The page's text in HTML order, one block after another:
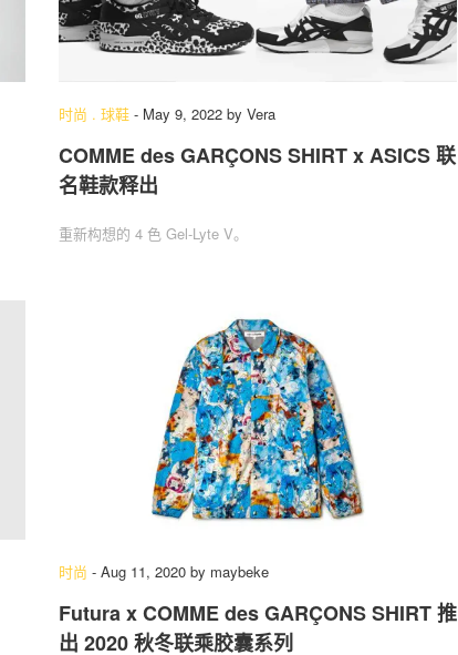
时尚 . 球鞋 - May 9, 2022 by Vera
COMME des GARÇONS SHIRT x ASICS 联
名鞋款释出
重新构想的 4 色 Gel-Lyte V。
时尚 - Aug 11, 2020 by maybeke
Futura x COMME des GARÇONS SHIRT 推
出 2020 秋冬联乘胶囊系列